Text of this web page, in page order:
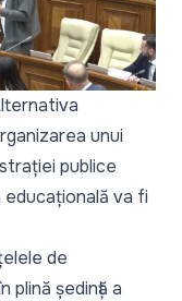
unui
publice
va fi
de
plină ședință a